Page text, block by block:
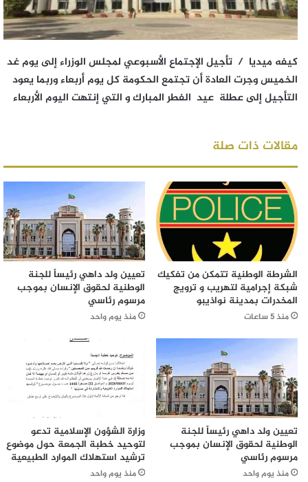
كيفه ميديا / تأجيل الإجتماع الأسبوعي لمجلس الوزراء إلى يوم غد
الخميس وجرت العادة أن تجتمع الحكومة كل يوم أربعاء وربما يعود
التأجيل إلى عطلة عيد الفطر المبارك و التي إنتهت اليوم الأربعاء
مقالات ذات صلة
الشرطة الوطنية تتمكن من تفكيك
شبكة إجرامية لتهريب و ترويج
المخدرات بمدينة نواذيبو
منذ 5 ساعات
تعيين ولد داهي رئيساً للجنة
الوطنية لحقوق الإنسان بموجب
مرسوم رئاسي
منذ يوم واحد
تعيين ولد داهي رئيساً للجنة
الوطنية لحقوق الإنسان بموجب
مرسوم رئاسي
منذ يوم واحد
وزارة الشؤون الإسلامية تدعو
لتوحيد خطبة الجمعة حول موضوع
ترشيد استهلاك الموارد الطبيعية
منذ يوم واحد